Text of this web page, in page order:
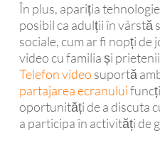
În plus, apariția
posibil ca adulții în vârstă
sociale, cum ar fi nopți
video cu familia și
Telefon video suportă
partajarea ecranului
oportunități de a discuta
a participa în activități de